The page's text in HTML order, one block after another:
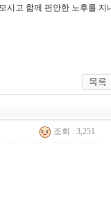
시고 함께 편안한 노후를 지
조회 : 3,251